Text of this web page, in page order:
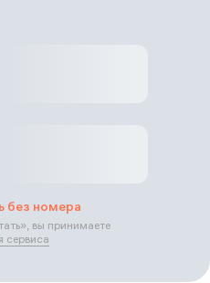
без номера
», вы принимаете
сервиса